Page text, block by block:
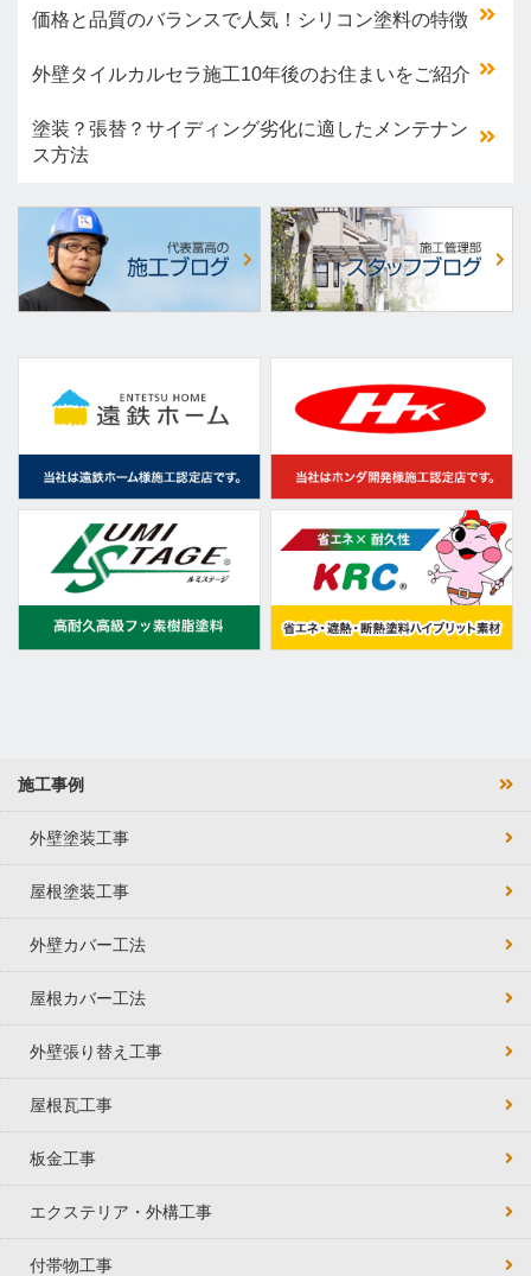
価格と品質のバランスで人気！シリコン塗料の特徴
外壁タイルカルセラ施工10年後のお住まいをご紹介
塗装？張替？サイディング劣化に適したメンテナン
ス方法
施工事例
外壁塗装工事
屋根塗装工事
外壁カバー工法
屋根カバー工法
外壁張り替え工事
屋根瓦工事
板金工事
エクステリア・外構工事
付帯物工事